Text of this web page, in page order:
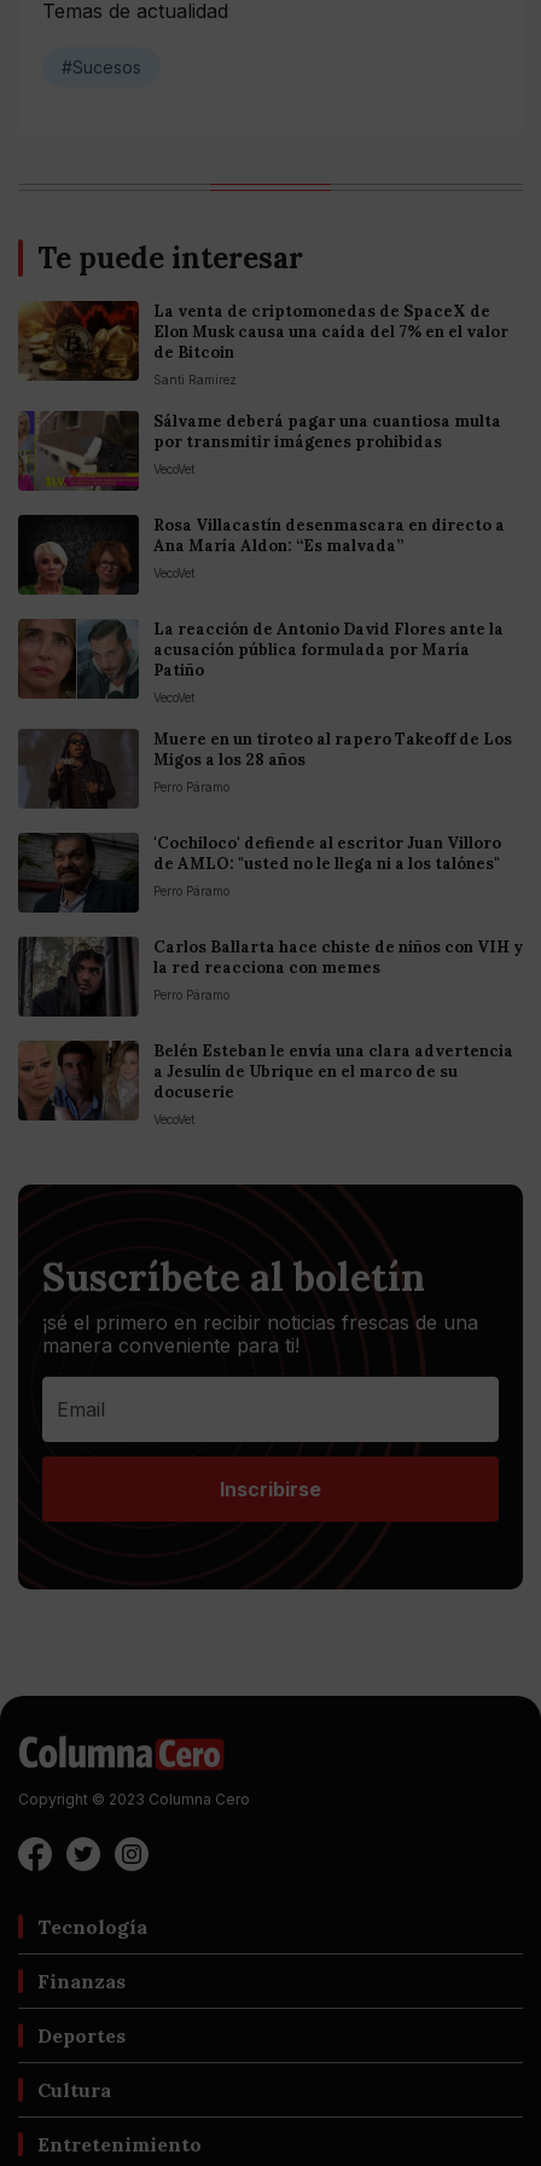
Temas de actualidad
#Sucesos
Te puede interesar
La venta de criptomonedas de SpaceX de
Elon Musk causa una caída del 7% en el valor
de Bitcoin
Santi Ramirez
Sálvame deberá pagar una cuantiosa multa
por transmitir imágenes prohibidas
VecoVet
Rosa Villacastín desenmascara en directo a
Ana María Aldon: “Es malvada”
VecoVet
La reacción de Antonio David Flores ante la
acusación pública formulada por María
Patiño
VecoVet
Muere en un tiroteo al rapero Takeoff de Los
Migos a los 28 años
Perro Páramo
'Cochiloco' defiende al escritor Juan Villoro
de AMLO: "usted no le llega ni a los talónes"
Perro Páramo
Carlos Ballarta hace chiste de niños con VIH y
la red reacciona con memes
Perro Páramo
Belén Esteban le envía una clara advertencia
a Jesulín de Ubrique en el marco de su
docuserie
VecoVet
Suscríbete al boletín
¡sé el primero en recibir noticias frescas de una
manera conveniente para ti!
Inscribirse
Copyright © 2023 Columna Cero
Tecnología
Finanzas
Deportes
Cultura
Entretenimiento